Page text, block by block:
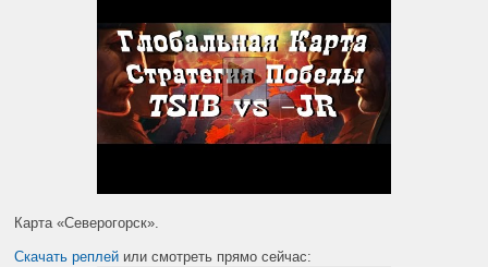
Карта «Северогорск».
Скачать реплей или смотреть прямо сейчас: